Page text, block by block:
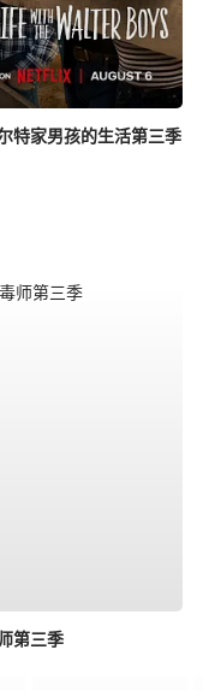
特家男孩的生活第三季
第三季